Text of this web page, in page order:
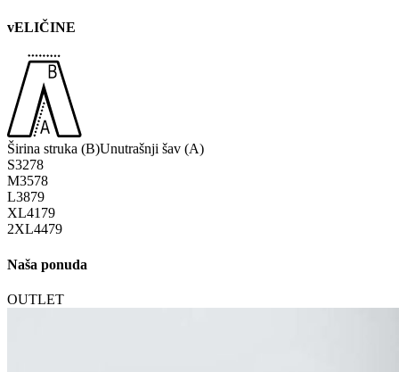
vELIČINE
Širina struka (B)Unutrašnji šav (A)
S3278
M3578
L3879
XL41 79
2XL4479
Naša ponuda
OUTLET